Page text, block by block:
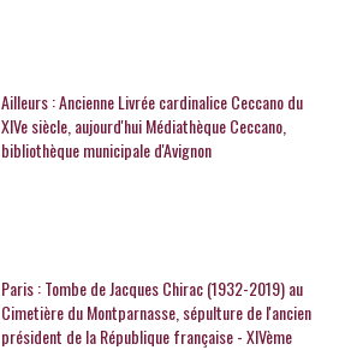
Ailleurs : Ancienne Livrée cardinalice Ceccano du
XIVe siècle, aujourd'hui Médiathèque Ceccano,
bibliothèque municipale d'Avignon
Paris : Tombe de Jacques Chirac (1932-2019) au
Cimetière du Montparnasse, sépulture de l'ancien
président de la République française - XIVème